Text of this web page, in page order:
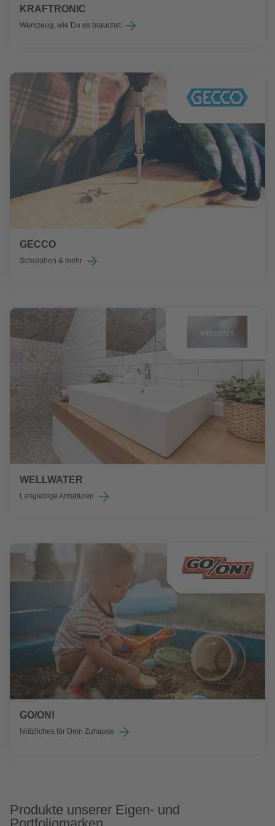
KRAFTRONIC
Werkzeug, wie Du es brauchst
GECCO
Schrauben & mehr
WELLWATER
Langlebige Armaturen
GO/ON!
Nützliches für Dein Zuhause
Produkte unserer Eigen- und